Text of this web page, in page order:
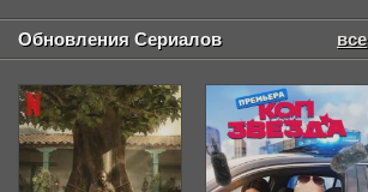
Обновления Сериалов все